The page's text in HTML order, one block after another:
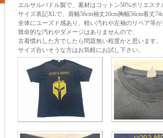
エルサルバドル製で、素材はコットン50%ポリエステ
サイズ表記XLで、肩幅56cm袖丈20cm胸幅56cm着丈
全体にユーズド感あり、軽い汚れや左袖のリペア等が
致命的な汚れやダメージはありませんので、
古着慣れした方でしたら問題無い程度かと思います。
サイズ合いそうな方はお気軽にお試し下さい。